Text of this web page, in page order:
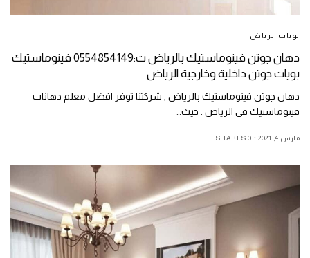
بويات الرياض
دهان جوتن فينوماستيك بالرياض ت:0554854149 فينوماستيك
بويات جوتن داخلية وخارجية الرياض
دهان جوتن فينوماستيك بالرياض , شركتنا توفر افضل معلم دهانات
فينوماستيك في الرياض . حيث…
مارس 4, 2021 0 SHARES